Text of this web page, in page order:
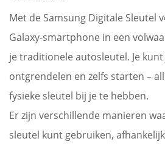
Met de Samsung Digitale Sleutel
Galaxy-smartphone in een
je traditionele autosleutel. Je
ontgrendelen en zelfs starten –
fysieke sleutel bij je te hebben.
Er zijn verschillende manieren
sleutel kunt gebruiken,